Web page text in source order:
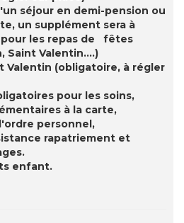
séjour en demi-pension ou
un supplément sera à
pour les repas de fêtes
Saint Valentin....)
Valentin (obligatoire, à régler
pour les soins,
à la carte,
personnel,
rapatriement et
enfant.